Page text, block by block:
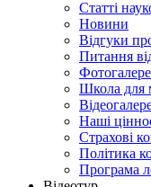
Статті
Новини
Відгуки
Питання
Школа для
Наші
Страхові
Політика
Програма